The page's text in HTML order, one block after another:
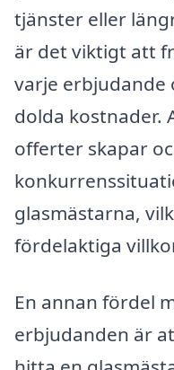
tjänster eller
är det viktigt att
varje erbjudande
dolda kostnader.
offerter skapar
glasmästarna,
fördelaktiga
En annan fördel
erbjudanden är